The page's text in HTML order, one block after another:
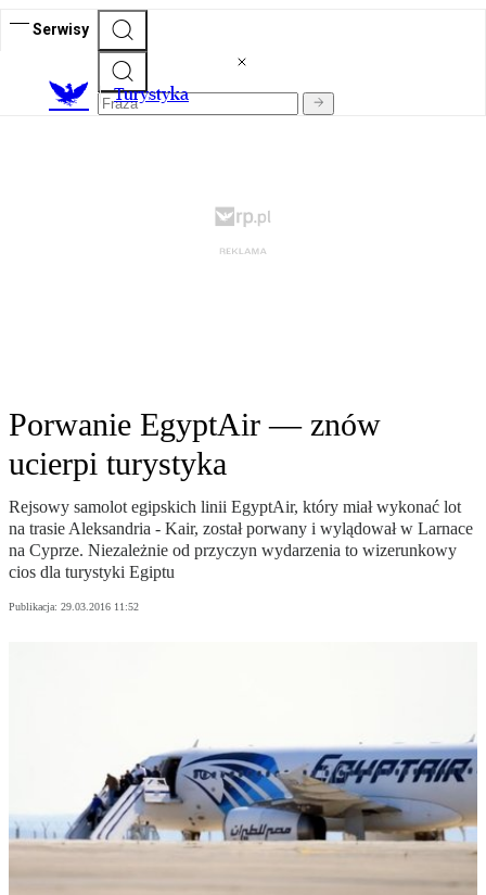
Serwisy
Turystyka
Porwanie EgyptAir — znów
ucierpi turystyka
Rejsowy samolot egipskich linii EgyptAir, który miał wykonać lot
na trasie Aleksandria - Kair, został porwany i wylądował w Larnace
na Cyprze. Niezależnie od przyczyn wydarzenia to wizerunkowy
cios dla turystyki Egiptu
Publikacja: 29.03.2016 11:52